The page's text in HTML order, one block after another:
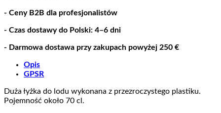
- Ceny B2B dla profesjonalistów
- Czas dostawy do Polski: 4–6 dni
- Darmowa dostawa przy zakupach powyżej 250 €
Opis
GPSR
Duża łyżka do lodu wykonana z przezroczystego plastiku.
Pojemność około 70 cl.